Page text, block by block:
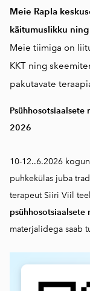
Meie Rapla
käitumuslikku
Meie tiimiga on
KKT ning
pakutavate
2026
10-12..6.2026
puhkekülas juba
terapeut Siiri Viil
psühhosotsiaalsete
materjalidega saab